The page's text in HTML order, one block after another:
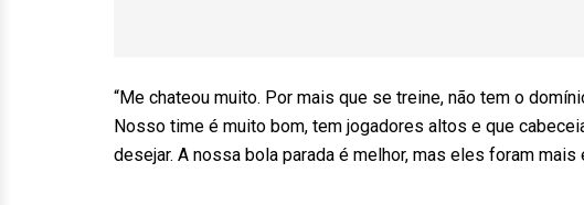
“Me chateou muito. Por mais que se treine, não tem o
Nosso time é muito bom, tem jogadores altos e que
desejar. A nossa bola parada é melhor, mas eles foram mais